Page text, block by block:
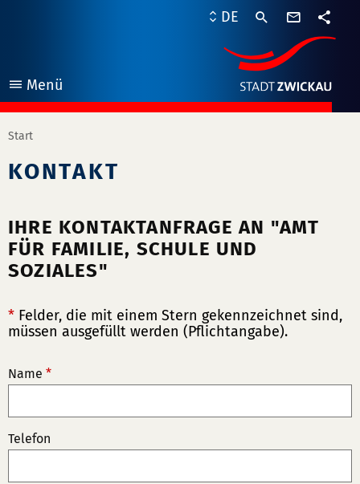
Menü
öffnen
DE
Start
KONTAKT
IHRE KONTAKTANFRAGE AN "AMT
FÜR FAMILIE, SCHULE UND
SOZIALES"
* Felder, die mit einem Stern gekennzeichnet sind,
müssen ausgefüllt werden (Pflichtangabe).
Name *
Telefon